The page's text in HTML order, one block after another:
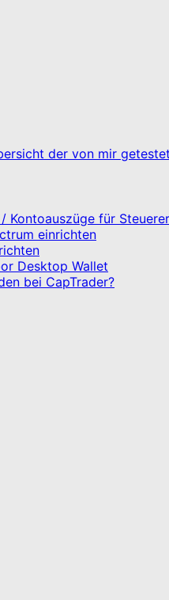
der von mir
Kontoauszüge für
einrichten
Desktop Wallet
bei CapTrader?